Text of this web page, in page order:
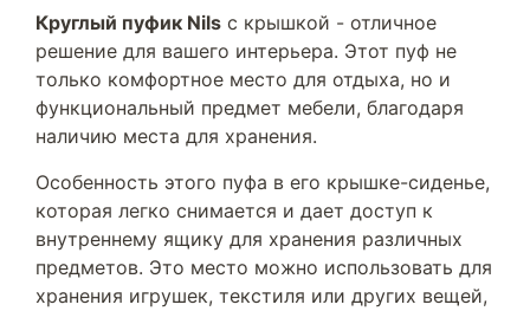
Круглый пуфик Nils с крышкой - отличное
решение для вашего интерьера. Этот пуф не
только комфортное место для отдыха, но и
функциональный предмет мебели, благодаря
наличию места для хранения.
Особенность этого пуфа в его крышке-сиденье,
которая легко снимается и дает доступ к
внутреннему ящику для хранения различных
предметов. Это место можно использовать для
хранения игрушек, текстиля или других вещей,